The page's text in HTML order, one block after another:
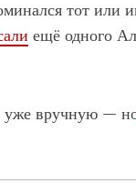
тот
ещё одного
уже вручную —